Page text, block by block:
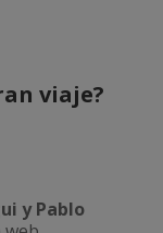
viaje?
y Pablo